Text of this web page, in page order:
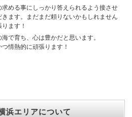
求める事にしっかり答えられるよう接させ
きます。まだまだ頼りないかもしれません
ます！
海で育ち、心は豊かだと思います。
つ情熱的に頑張ります！
浜エリアについて